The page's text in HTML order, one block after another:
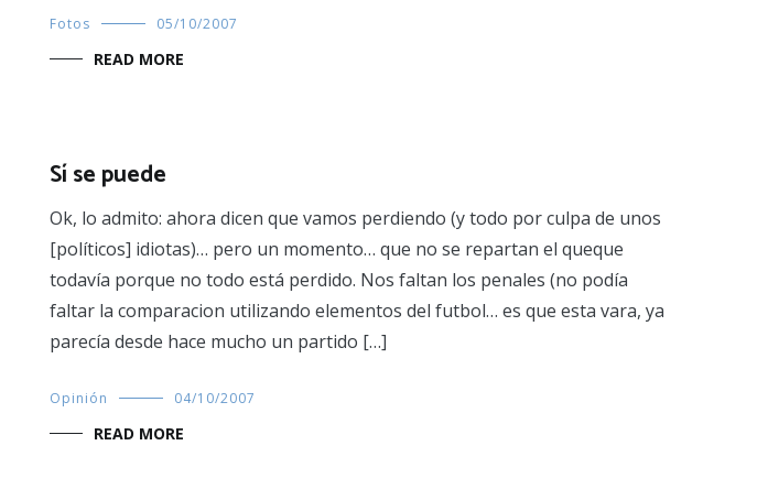
Fotos 05/10/2007
READ MORE
Sí se puede
Ok, lo admito: ahora dicen que vamos perdiendo (y todo por culpa de unos
[políticos] idiotas)… pero un momento… que no se repartan el queque
todavía porque no todo está perdido. Nos faltan los penales (no podía
faltar la comparacion utilizando elementos del futbol… es que esta vara, ya
parecía desde hace mucho un partido […]
Opinión 04/10/2007
READ MORE